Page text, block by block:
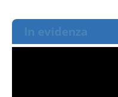
In evidenza